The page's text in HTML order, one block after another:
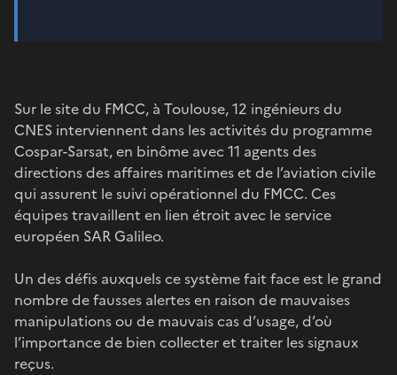
Sur le site du FMCC, à Toulouse, 12 ingénieurs du
CNES interviennent dans les activités du programme
Cospar-Sarsat, en binôme avec 11 agents des
directions des affaires maritimes et de l’aviation civile
qui assurent le suivi opérationnel du FMCC. Ces
équipes travaillent en lien étroit avec le service
européen SAR Galileo.
Un des défis auxquels ce système fait face est le grand
nombre de fausses alertes en raison de mauvaises
manipulations ou de mauvais cas d’usage, d’où
l’importance de bien collecter et traiter les signaux
reçus.